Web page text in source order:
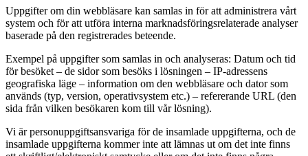
Uppgifter om din webbläsare kan samlas in för att administrera vårt
system och för att utföra interna marknadsföringsrelaterade analyser
baserade på den registrerades beteende.
Exempel på uppgifter som samlas in och analyseras: Datum och tid
för besöket – de sidor som besöks i lösningen – IP-adressens
geografiska läge – information om den webbläsare och dator som
används (typ, version, operativsystem etc.) – refererande URL (den
sida från vilken besökaren kom till vår lösning).
Vi är personuppgiftsansvariga för de insamlade uppgifterna, och de
insamlade uppgifterna kommer inte att lämnas ut om det inte finns